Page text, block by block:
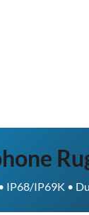
IP69K •